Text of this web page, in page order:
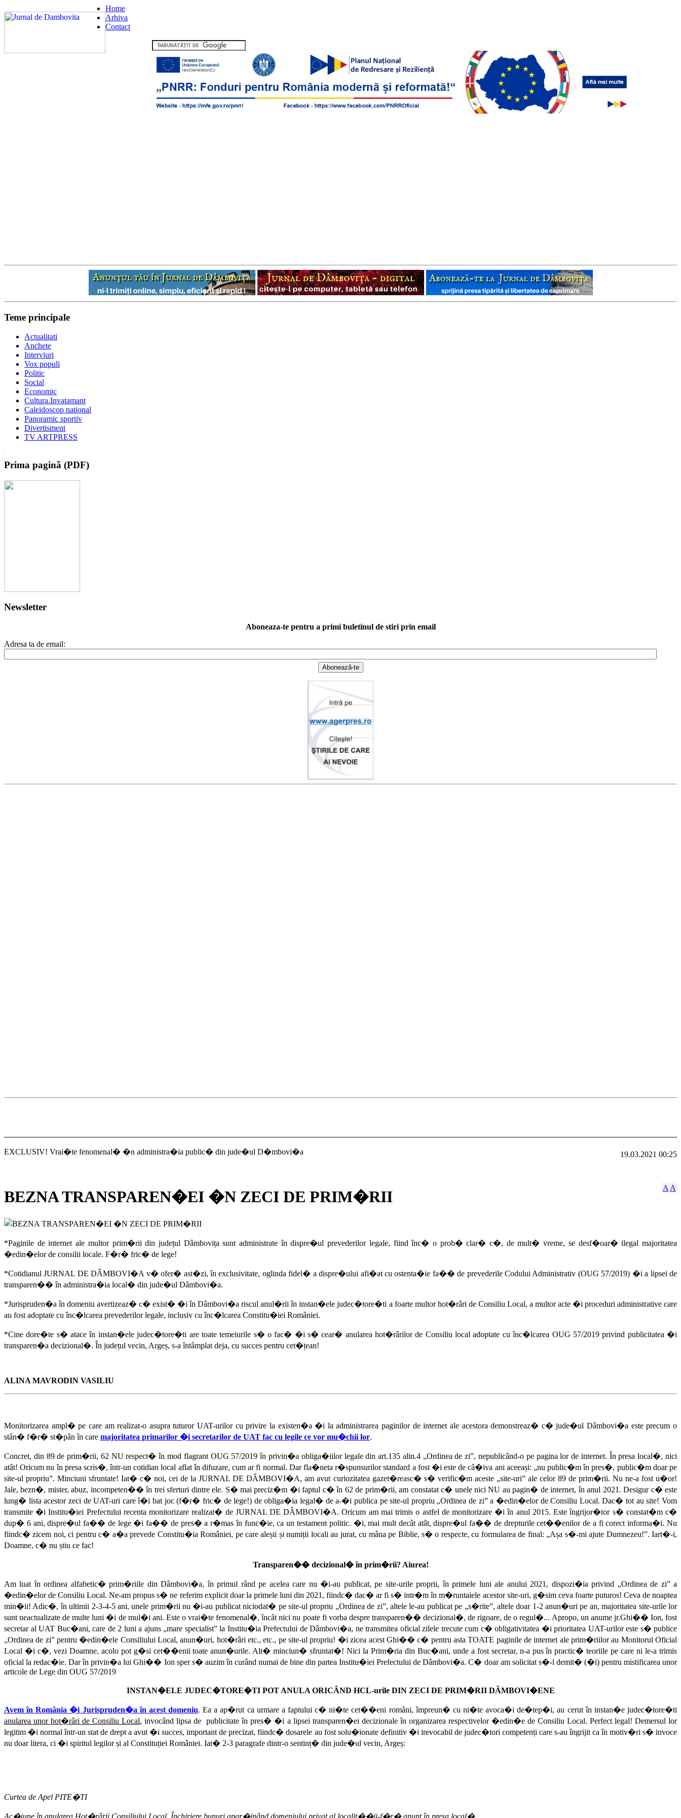
Home
Arhiva
Contact
Teme principale
Actualitati
Anchete
Interviuri
Vox populi
Politic
Social
Economic
Cultura.Invatamant
Caleidoscop national
Panoramic sportiv
Divertisment
TV ARTPRESS
Prima paginã (PDF)
Newsletter
Aboneaza-te pentru a primi buletinul de stiri prin email
Adresa ta de email:
19.03.2021 00:25
EXCLUSIV! Vrai�te fenomenal� �n administra�ia public� din jude�ul D�mbovi�a
A A
BEZNA TRANSPAREN�EI �N ZECI DE PRIM�RII
*Paginile de internet ale multor prim�rii din județul Dâmbovița sunt administrate în dispre�ul prevederilor legale, fiind înc� o prob� clar� c�, de mult� vreme, se desf�oar� ilegal majoritatea
�edin�elor de consilii locale. F�r� fric� de lege!
*Cotidianul JURNAL DE DÂMBOVI�A v� ofer� ast�zi, în exclusivitate, oglinda fidel� a dispre�ului afi�at cu ostenta�ie fa�� de prevederile Codului Administrativ (OUG 57/2019) �i a lipsei de
transparen�� în administra�ia local� din jude�ul Dâmbovi�a.
*Jurispruden�a în domeniu avertizeaz� c� exist� �i în Dâmbovi�a riscul anul�rii în instan�ele judec�tore�ti a foarte multor hot�râri de Consiliu Local, a multor acte �i proceduri administrative care
au fost adoptate cu înc�lcarea prevederilor legale, inclusiv cu înc�lcarea Constitu�iei României.
*Cine dore�te s� atace în instan�ele judec�tore�ti are toate temeiurile s� o fac� �i s� cear� anularea hot�rârilor de Consiliu local adoptate cu înc�lcarea OUG 57/2019 privind publicitatea �i
transparen�a decizional�. În județul vecin, Argeș, s-a întâmplat deja, cu succes pentru cet�țean!
ALINA MAVRODIN VASILIU
Monitorizarea ampl� pe care am realizat-o asupra tuturor UAT-urilor cu privire la existen�a �i la administrarea paginilor de internet ale acestora demonstreaz� c� jude�ul Dâmbovi�a este precum o
stân� f�r� st�pân în care majoritatea primarilor �i secretarilor de UAT fac cu legile ce vor mu�chii lor.
Concret, din 89 de prim�rii, 62 NU respect� în mod flagrant OUG 57/2019 în privin�a obliga�iilor legale din art.135 alin.4 „Ordinea de zi”, nepublicând-o pe pagina lor de internet. În presa local�, nici
atât! Oricum nu în presa scris�, într-un cotidian local aflat în difuzare, cum ar fi normal. Dar fla�neta r�spunsurilor standard a fost �i este de câ�iva ani aceeași: „nu public�m în pres�, public�m doar pe
site-ul propriu”. Minciuni sfruntate! Iat� c� noi, cei de la JURNAL DE DÂMBOVI�A, am avut curiozitatea gazet�reasc� s� verific�m aceste „site-uri” ale celor 89 de prim�rii. Nu ne-a fost u�or!
Jale, bezn�, mister, abuz, incompeten�� în trei sferturi dintre ele. S� mai preciz�m �i faptul c� în 62 de prim�rii, am constatat c� unele nici NU au pagin� de internet, în anul 2021. Desigur c� este
lung� lista acestor zeci de UAT-uri care î�i bat joc (f�r� fric� de lege!) de obliga�ia legal� de a-�i publica pe site-ul propriu „Ordinea de zi” a �edin�elor de Consiliu Local. Dac� tot au site! Vom
transmite �i Institu�iei Prefectului recenta monitorizare realizat� de JURNAL DE DÂMBOVI�A. Oricum am mai trimis o astfel de monitorizare �i în anul 2015. Este îngrijor�tor s� constat�m c�
dup� 6 ani, dispre�ul fa�� de lege �i fa�� de pres� a r�mas în func�ie, ca un testament politic. �i, mai mult decât atât, dispre�ul fa�� de drepturile cet��enilor de a fi corect informa�i. Nu
fiindc� zicem noi, ci pentru c� a�a prevede Constitu�ia României, pe care aleșii și numiții locali au jurat, cu mâna pe Biblie, s� o respecte, cu formularea de final: „Așa s�-mi ajute Dumnezeu!”. Iart�-i,
Doamne, c� nu știu ce fac!
Transparen�� decizional� în prim�rii? Aiurea!
Am luat în ordinea alfabetic� prim�riile din Dâmbovi�a, în primul rând pe acelea care nu �i-au publicat, pe site-urile proprii, în primele luni ale anului 2021, dispozi�ia privind „Ordinea de zi” a
�edin�elor de Consiliu Local. Ne-am propus s� ne referim explicit doar la primele luni din 2021, fiindc� dac� ar fi s� intr�m în m�runtaiele acestor site-uri, g�sim ceva foarte puturos! Ceva de noaptea
min�ii! Adic�, în ultimii 2-3-4-5 ani, unele prim�rii nu �i-au publicat niciodat� pe site-ul propriu „Ordinea de zi”, altele le-au publicat pe „s�rite”, altele doar 1-2 anun�uri pe an, majoritatea site-urile lor
sunt neactualizate de multe luni �i de mul�i ani. Este o vrai�te fenomenal�, încât nici nu poate fi vorba despre transparen�� decizional�, de rigoare, de o regul�... Apropo, un anume jr.Ghi�� Ion, fost
secretar al UAT Buc�ani, care de 2 luni a ajuns „mare specialist” la Institu�ia Prefectului de Dâmbovi�a, ne transmitea oficial zilele trecute cum c� obligativitatea �i prioritatea UAT-urilor este s� publice
„Ordinea de zi” pentru �edin�ele Consiliului Local, anun�uri, hot�râri etc., etc., pe site-ul propriu! �i zicea acest Ghi�� c� pentru asta TOATE paginile de internet ale prim�riilor au Monitorul Oficial
Local �i c�, vezi Doamne, acolo pot g�si cet��enii toate anun�urile. Alt� minciun� sfruntat�! Nici la Prim�ria din Buc�ani, unde a fost secretar, n-a pus în practic� teoriile pe care ni le-a trimis
oficial la redac�ie. Dar în privin�a lui Ghi�� Ion sper s� auzim în curând numai de bine din partea Institu�iei Prefectului de Dâmbovi�a. C� doar am solicitat s�-l demit� (�i) pentru mistificarea unor
articole de Lege din OUG 57/2019
INSTAN�ELE JUDEC�TORE�TI POT ANULA ORICÂND HCL-urile DIN ZECI DE PRIM�RII DÂMBOVI�ENE
Avem în România �i Jurispruden�a în acest domeniu. Ea a ap�rut ca urmare a faptului c� ni�te cet��eni români, împreun� cu ni�te avoca�i de�tep�i, au cerut în instan�e judec�tore�ti
anularea unor hot�râri de Consiliu Local, invocând lipsa de publicitate în pres� �i a lipsei transparen�ei decizionale în organizarea respectivelor �edin�e de Consiliu Local. Perfect legal! Demersul lor
legitim �i normal într-un stat de drept a avut �i succes, important de precizat, fiindc� dosarele au fost solu�ionate definitiv �i irevocabil de judec�tori competenți care s-au îngrijit ca în motiv�ri s� invoce
nu doar litera, ci �i spiritul legilor și al Constituției României. Iat� 2-3 paragrafe dintr-o sentinț� din jude�ul vecin, Argeș:
Curtea de Apel PITE�TI
Ac�iune în anularea Hot�rârii Consiliului Local . Închiriere bunuri apar�inând domeniului privat al localit��ii-f�r� anunț în presa local�.